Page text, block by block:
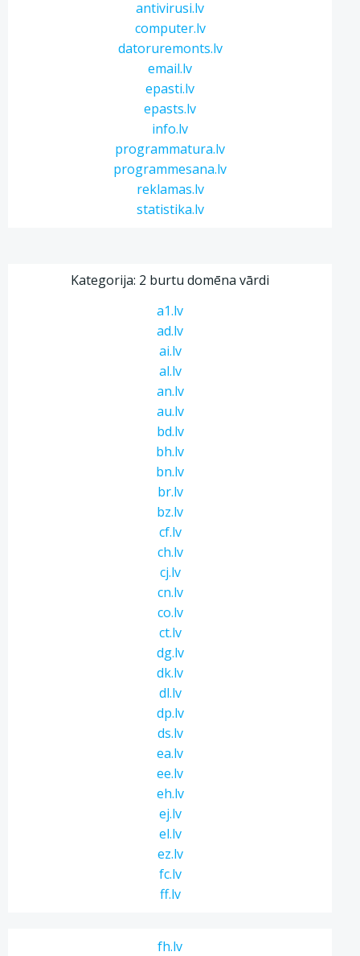
antivirusi.lv
computer.lv
datoruremonts.lv
email.lv
epasti.lv
epasts.lv
info.lv
programmatura.lv
programmesana.lv
reklamas.lv
statistika.lv
Kategorija: 2 burtu domēna vārdi
a1.lv
ad.lv
ai.lv
al.lv
an.lv
au.lv
bd.lv
bh.lv
bn.lv
br.lv
bz.lv
cf.lv
ch.lv
cj.lv
cn.lv
co.lv
ct.lv
dg.lv
dk.lv
dl.lv
dp.lv
ds.lv
ea.lv
ee.lv
eh.lv
ej.lv
el.lv
ez.lv
fc.lv
ff.lv
fh.lv